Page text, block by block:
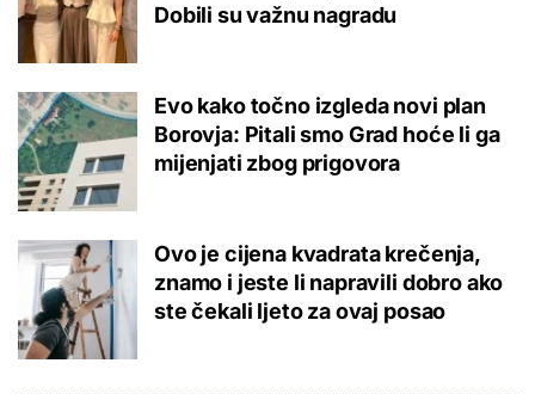
Dobili su važnu nagradu
Evo kako točno izgleda novi plan
Borovja: Pitali smo Grad hoće li ga
mijenjati zbog prigovora
Ovo je cijena kvadrata krečenja,
znamo i jeste li napravili dobro ako
ste čekali ljeto za ovaj posao